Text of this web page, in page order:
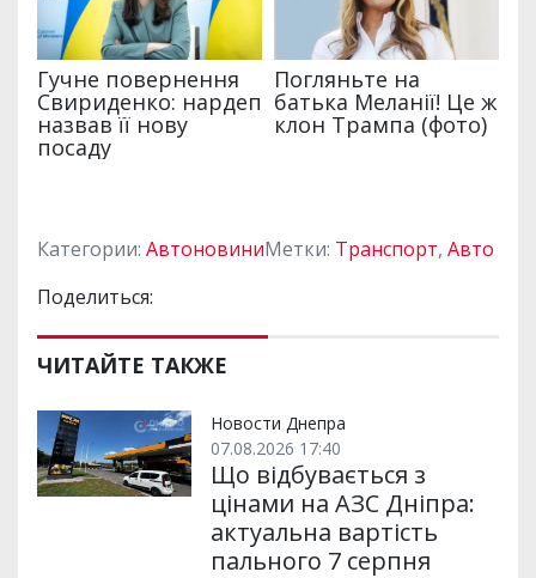
Категории: АвтоновиниМетки: Транспорт, Авто
Поделиться:
ЧИТАЙТЕ ТАКЖЕ
Новости Днепра
07.08.2026 17:40
Що відбувається з
цінами на АЗС Дніпра:
актуальна вартість
пального 7 серпня